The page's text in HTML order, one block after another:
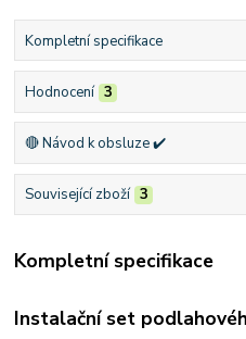
Kompletní specifikace
Hodnocení 3
🔴 Návod k obsluze ✔️
Související zboží 3
Kompletní specifikace
Instalační set